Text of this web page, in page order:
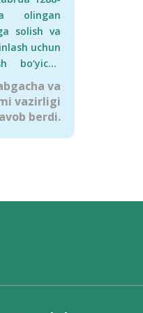
olingan
solish va
uchun
bo‘yicha
davlat
texnik
va
vazirligi
berdi.